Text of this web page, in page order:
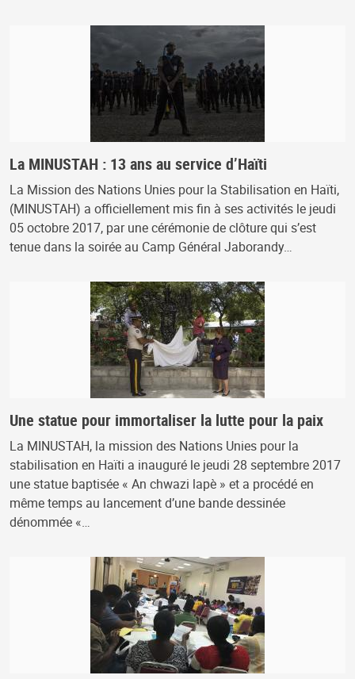
La MINUSTAH : 13 ans au service d’Haïti
La Mission des Nations Unies pour la Stabilisation en Haïti,
(MINUSTAH) a officiellement mis fin à ses activités le jeudi
05 octobre 2017, par une cérémonie de clôture qui s’est
tenue dans la soirée au Camp Général Jaborandy…
Une statue pour immortaliser la lutte pour la paix
La MINUSTAH, la mission des Nations Unies pour la
stabilisation en Haïti a inauguré le jeudi 28 septembre 2017
une statue baptisée « An chwazi lapè » et a procédé en
même temps au lancement d’une bande dessinée
dénommée «…